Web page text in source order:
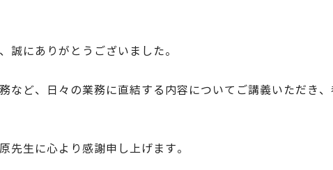
誠にありがとうございました。
など、日々の業務に直結する内容についてご講義いただき
先生に心より感謝申し上げます。